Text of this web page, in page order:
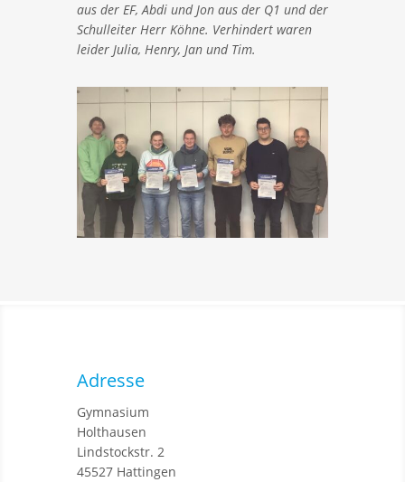
aus der EF, Abdi und Jon aus der Q1 und der
Schulleiter Herr Köhne. Verhindert waren
leider Julia, Henry, Jan und Tim.
Adresse
Gymnasium
Holthausen
Lindstockstr. 2
45527 Hattingen